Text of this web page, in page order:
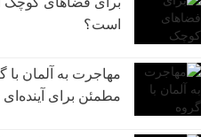
است؟
مطمئن برای